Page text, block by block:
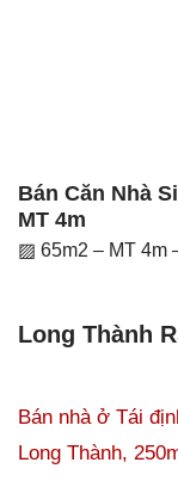
Bán Căn Nhà
MT 4m
▨ 65m2 – MT 4m
Long Thành
Bán nhà ở Tái
Long Thành,